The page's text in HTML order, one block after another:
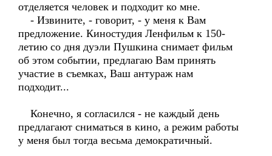
отделяется человек и подходит ко мне.
- Извините, - говорит, - у меня к Вам
предложение. Киностудия Ленфильм к 150-
летию со дня дуэли Пушкина снимает фильм
об этом событии, предлагаю Вам принять
участие в съемках, Ваш антураж нам
подходит...
Конечно, я согласился - не каждый день
предлагают сниматься в кино, а режим работы
у меня был тогда весьма демократичный.